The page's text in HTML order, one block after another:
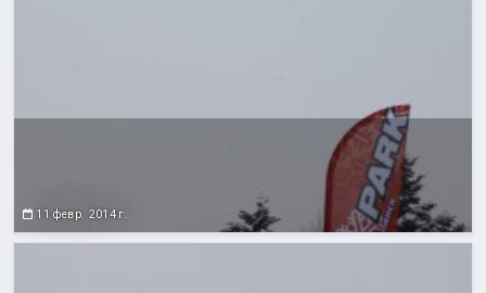
11 февр. 2014 г.